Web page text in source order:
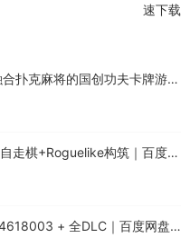
速下载
扑克麻将的国创功夫卡牌游戏
走棋+Roguelike构筑｜百度网
+ 全DLC｜百度网盘